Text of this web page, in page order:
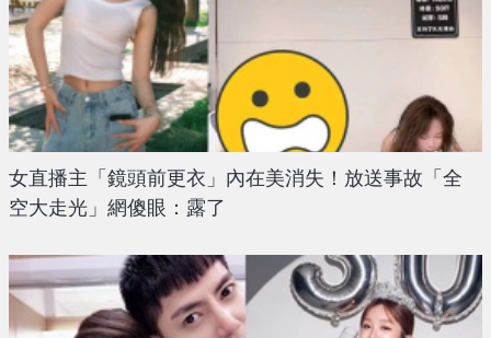
女直播主「鏡頭前更衣」內在美消失！放送事故「全
空大走光」網傻眼：露了